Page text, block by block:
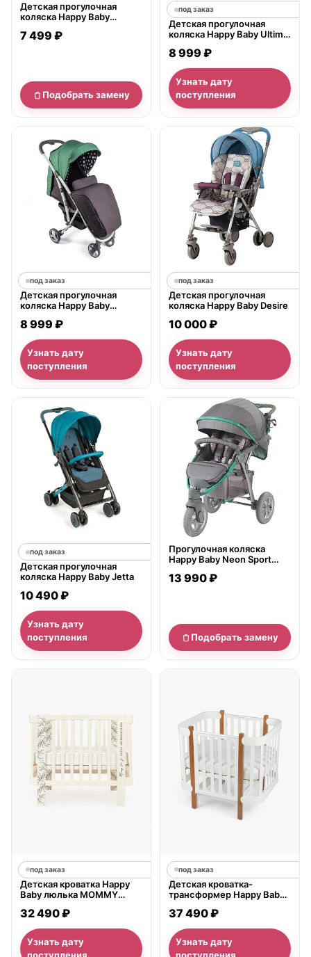
Детская прогулочная
коляска Happy Baby
7 499 ₽
Подобрать замену
под заказ
Детская прогулочная
коляска Happy Baby Ultima
8 999 ₽
Узнать дату
поступления
под заказ
Детская прогулочная
коляска Happy Baby
8 999 ₽
Узнать дату
поступления
под заказ
Детская прогулочная
коляска Happy Baby Desire
10 000 ₽
Узнать дату
поступления
под заказ
Детская прогулочная
коляска Happy Baby Jetta
10 490 ₽
Узнать дату
поступления
нет в продаже
Прогулочная коляска
Happy Baby Neon Sport
13 990 ₽
Подобрать замену
под заказ
Детская кроватка Happy
Baby люлька MOMMY
приставная
32 490 ₽
Узнать дату
поступления
под заказ
Детская кроватка-
трансформер Happy Baby
LUX с 0 до 7 лет,
37 490 ₽
Узнать дату
поступления